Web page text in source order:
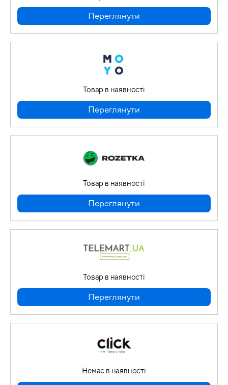
Переглянути
Товар в наявності
Переглянути
Товар в наявності
Переглянути
Товар в наявності
Переглянути
Немає в наявності